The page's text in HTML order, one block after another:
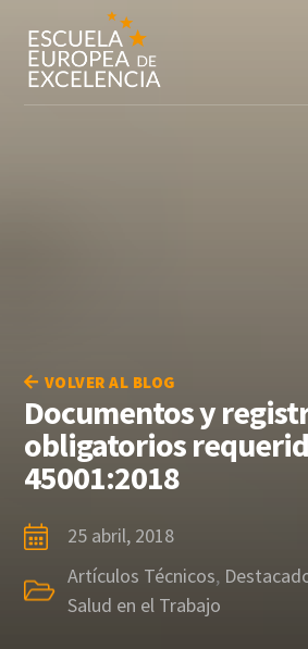
VOLVER AL BLOG
Documentos y
obligatorios
45001:2018
25 abril, 2018
Artículos Técnicos,
Salud en el Trabajo